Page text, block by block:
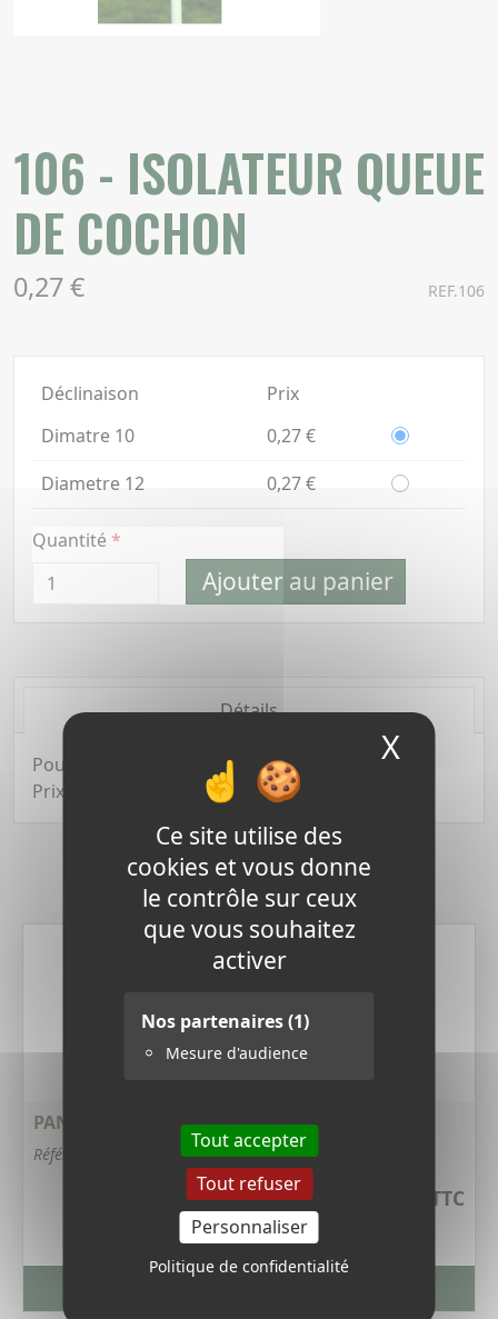
Ce site utilise des
cookies et vous donne
le contrôle sur ceux
que vous souhaitez
activer
Nos partenaires(1)
Mesure d'audience
Tout accepter
Tout refuser
Personnaliser
Politique de confidentialité
X
106 - ISOLATEUR QUEUE
DE COCHON
0,27 € REF.106
Déclinaison
Prix
Dimatre 10
0,27 €
Diametre 12
0,27 €
Quantité
Ajouter au panier
Détails
Pour piquet diamètre 10 et diamètre 12
Prix à l'unité
Derniers produits
PANNEAU SOLAIRE 15 W - 6 VOLTS
Référence : 406V
TTC